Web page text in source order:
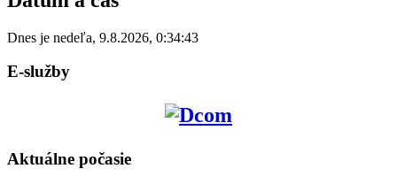
Dnes je nedeľa, 9.8.2026, 0:34:43
E-služby
Aktuálne počasie